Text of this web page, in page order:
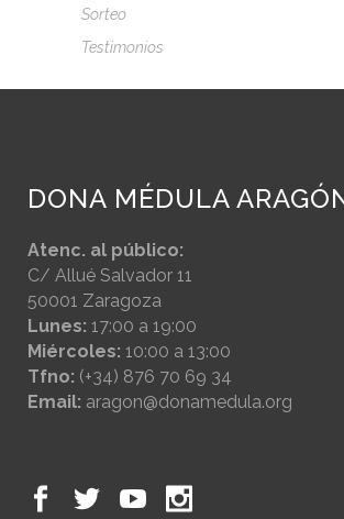
Sorteo
Testimonios
DONA MÉDULA
Atenc. al público:
C/ Allué Salvador 11
50001 Zaragoza
Lunes: 17:00 a 19:00
Miércoles: 10:00 a 13:00
Tfno: (+34) 876 70 69 34
Email: aragon@donamedula.org